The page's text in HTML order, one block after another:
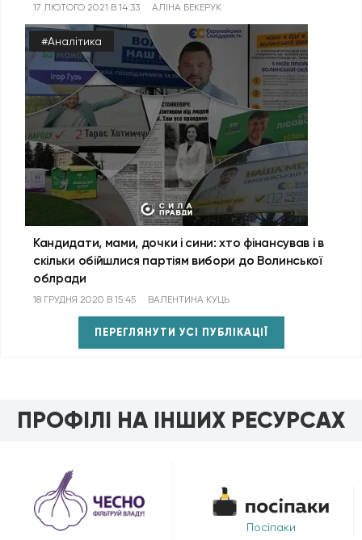
17 ЛЮТОГО 2021 В 14:33 АЛІНА БЕКЕРУК
#Аналітика
Кандидати, мами, дочки і сини: хто фінансував і в
скільки обійшлися партіям вибори до Волинської
облради
18 ГРУДНЯ 2020 В 15:45 ВАЛЕНТИНА КУЦЬ
ПЕРЕГЛЯНУТИ УСІ ПУБЛІКАЦІЇ
ПРОФІЛІ НА ІНШИХ РЕСУРСАХ
Посіпаки